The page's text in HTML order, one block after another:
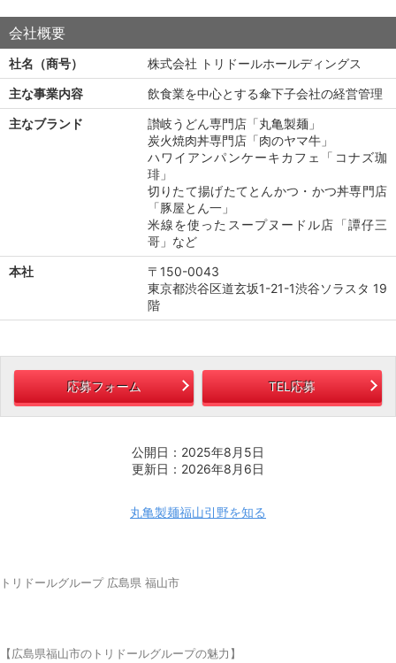
会社概要
社名（商号）
株式会社 トリドールホールディングス
主な事業内容
飲食業を中心とする傘下子会社の経営管理
主なブランド
讃岐うどん専門店「丸亀製麺」
炭火焼肉丼専門店「肉のヤマ牛」
ハワイアンパンケーキカフェ「コナズ珈
琲」
切りたて揚げたてとんかつ・かつ丼専門店
「豚屋とん一」
米線を使ったスープヌードル店「譚仔三
哥」など
本社
〒150-0043
東京都渋谷区道玄坂1-21-1渋谷ソラスタ 19
階
応募フォーム TEL応募
公開日：2025年8月5日
更新日：2026年8月6日
丸亀製麺福山引野を知る
トリドールグループ 広島県 福山市
【広島県福山市のトリドールグループの魅力】